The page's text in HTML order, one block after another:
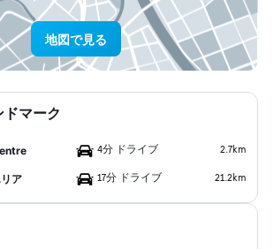
地図で見る
マーク
4分 ドライブ 2.7km
ア 17分 ドライブ 21.2km